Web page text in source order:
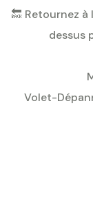
🔙 Retournez
dessus
Volet-